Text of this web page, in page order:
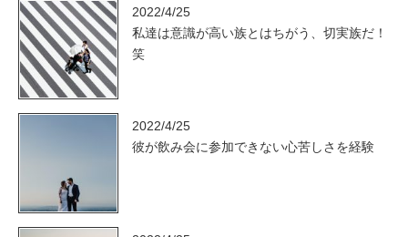
2022/4/25
私達は意識が高い族とはちがう、切実族だ！
笑
2022/4/25
彼が飲み会に参加できない心苦しさを経験